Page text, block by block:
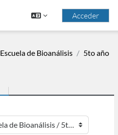
Acceder
Escuela de Bioanálisis 5to año